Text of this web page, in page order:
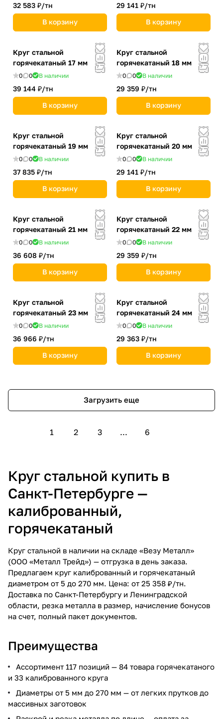
32 583 ₽/тн
В корзину
29 141 ₽/тн
В корзину
Круг стальной
горячекатаный 17 мм
0 0 В наличии
39 144 ₽/тн
В корзину
Круг стальной
горячекатаный 18 мм
0 0 В наличии
29 359 ₽/тн
В корзину
Круг стальной
горячекатаный 19 мм
0 0 В наличии
37 835 ₽/тн
В корзину
Круг стальной
горячекатаный 20 мм
0 0 В наличии
29 141 ₽/тн
В корзину
Круг стальной
горячекатаный 21 мм
0 0 В наличии
36 608 ₽/тн
В корзину
Круг стальной
горячекатаный 22 мм
0 0 В наличии
29 359 ₽/тн
В корзину
Круг стальной
горячекатаный 23 мм
0 0 В наличии
36 966 ₽/тн
В корзину
Круг стальной
горячекатаный 24 мм
0 0 В наличии
29 363 ₽/тн
В корзину
Загрузить еще
1 2 3 ... 6
Круг стальной купить в
Санкт-Петербурге —
калиброванный,
горячекатаный
Круг стальной в наличии на складе «Везу Металл»
(ООО «Металл Трейд») — отгрузка в день заказа.
Предлагаем круг калиброванный и горячекатаный
диаметром от 5 до 270 мм. Цена: от 25 358 ₽/тн.
Доставка по Санкт-Петербургу и Ленинградской
области, резка металла в размер, начисление бонусов
на счет, полный пакет документов.
Преимущества
Ассортимент 117 позиций — 84 товара горячекатаного
и 33 калиброванного круга
Диаметры от 5 мм до 270 мм — от легких прутков до
массивных заготовок